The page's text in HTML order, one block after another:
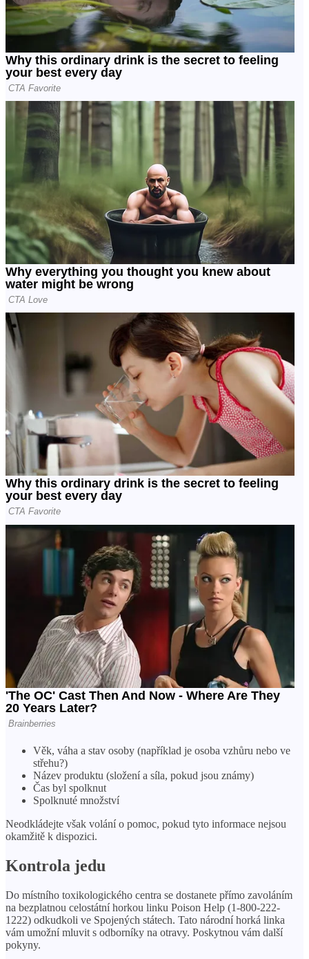
Věk, váha a stav osoby (například je osoba vzhůru nebo ve
střehu?)
Název produktu (složení a síla, pokud jsou známy)
Čas byl spolknut
Spolknuté množství
Neodkládejte však volání o pomoc, pokud tyto informace nejsou
okamžitě k dispozici.
Kontrola jedu
Do místního toxikologického centra se dostanete přímo zavoláním
na bezplatnou celostátní horkou linku Poison Help (1-800-222-
1222) odkudkoli ve Spojených státech. Tato národní horká linka
vám umožní mluvit s odborníky na otravy. Poskytnou vám další
pokyny.